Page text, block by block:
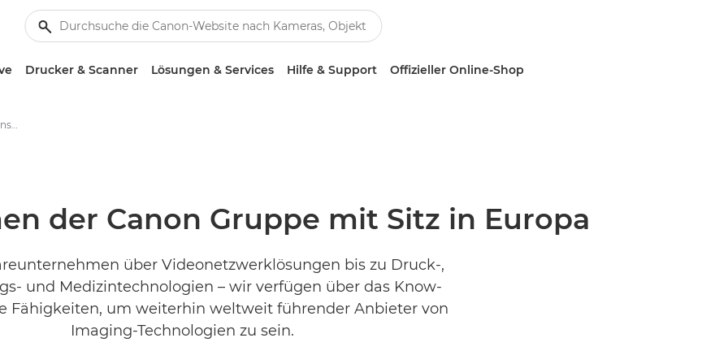
Drucker & Scanner Lösungen & Services Hilfe & Support Offizieller Online-Shop
Die Tochtergesellschaften unserer Gruppe
der Canon Gruppe mit Sitz in Europa
über Videonetzwerklösungen bis zu Druck-,
und Medizintechnologien – wir verfügen über das Know-
Fähigkeiten, um weiterhin weltweit führender Anbieter von
Imaging-Technologien zu sein.